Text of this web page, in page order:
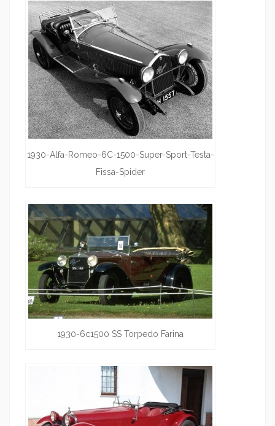
1930-Alfa-Romeo-6C-1500-Super-Sport-Testa-
Fissa-Spider
1930-6c1500 SS Torpedo Farina